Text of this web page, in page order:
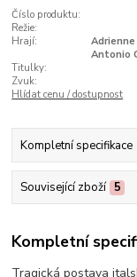
Číslo produktu:
Režie:
Hrají:
Antonio
Titulky:
Zvuk:
Hlídat cenu / dostupnost
Kompletní specifikace
Související zboží 5
Kompletní
Tragická postava